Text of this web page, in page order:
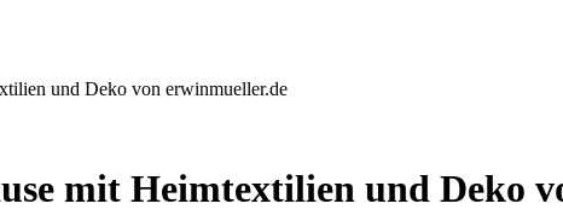
und Deko von erwinmueller.de
mit Heimtextilien und Deko